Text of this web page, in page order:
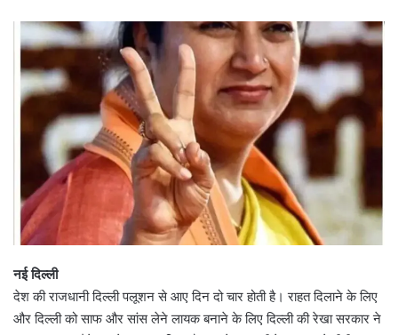
नई दिल्ली
देश की राजधानी दिल्ली पलूशन से आए दिन दो चार होती है। राहत दिलाने के लिए
और दिल्ली को साफ और सांस लेने लायक बनाने के लिए दिल्ली की रेखा सरकार ने